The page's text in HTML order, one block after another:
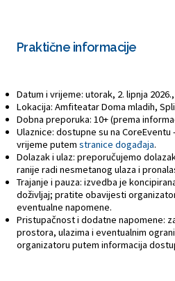
Praktične informacije
Datum i vrijeme: utorak, 2. lipnja
Lokacija: Amfiteatar Doma mladih,
Dobna preporuka: 10+ (prema
Ulaznice: dostupne su na
vrijeme putem stranice događaja.
Dolazak i ulaz: preporučujemo
ranije radi nesmetanog ulaza i
Trajanje i pauza: izvedba je
doživljaj; pratite obavijesti
eventualne napomene.
Pristupačnost i dodatne napomene:
prostora, ulazima i eventualnim
organizatoru putem informacija